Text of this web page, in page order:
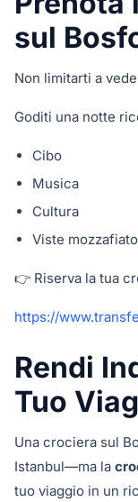
sul
Non limitarti a
Goditi una notte
Cibo
Musica
Cultura
Viste mozzafiato
👉 Riserva la tua
https://
Rendi
Tuo
Una crociera sul
Istanbul—ma la
tuo viaggio in un